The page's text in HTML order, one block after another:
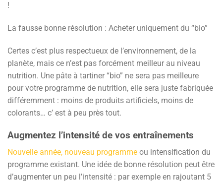
!
La fausse bonne résolution : Acheter uniquement du “bio”
Certes c’est plus respectueux de l’environnement, de la
planète, mais ce n’est pas forcément meilleur au niveau
nutrition. Une pâte à tartiner “bio” ne sera pas meilleure
pour votre programme de nutrition, elle sera juste fabriquée
différemment : moins de produits artificiels, moins de
colorants… c’ est à peu près tout.
Augmentez l’intensité de vos entraînements
Nouvelle année, nouveau programme ou intensification du
programme existant. Une idée de bonne résolution peut être
d’augmenter un peu l’intensité : par exemple en rajoutant 5